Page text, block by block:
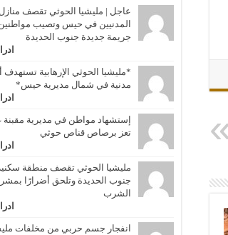
عاجل | مليشيا الحوثي تقصف منازل
المدنيين في حيس وتصيب
جريمة جديدة جنوب الحديدة
*مليشيا الحوثي الإرهابية تستهدف
مدنية في شمال مديرية حيس*
إستشهاد مواطن في مديرية مقبنة
تعز برصاص قناص حوثي
مليشيا الحوثي تقصف منطقة
جنوب الحديدة وتلحق أضرارًا
الشرب
انفجار جسم حربي من مخلفات